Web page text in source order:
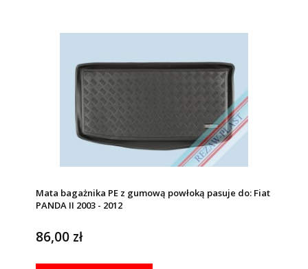
Mata bagażnika PE z gumową powłoką pasuje do: Fiat
PANDA II 2003 - 2012
86,00 zł